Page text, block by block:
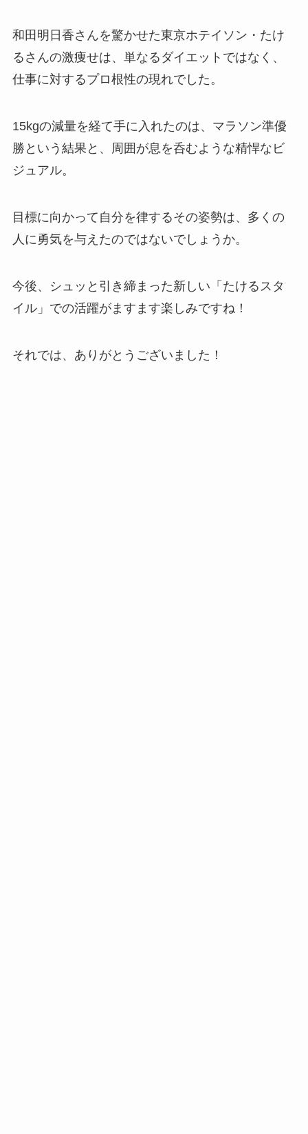
和田明日香さんを驚かせた東京ホテイソン・たけ
るさんの激痩せは、単なるダイエットではなく、
仕事に対するプロ根性の現れでした。
15kgの減量を経て手に入れたのは、マラソン準優
勝という結果と、周囲が息を呑むような精悍なビ
ジュアル。
目標に向かって自分を律するその姿勢は、多くの
人に勇気を与えたのではないでしょうか。
今後、シュッと引き締まった新しい「たけるスタ
イル」での活躍がますます楽しみですね！
それでは、ありがとうございました！